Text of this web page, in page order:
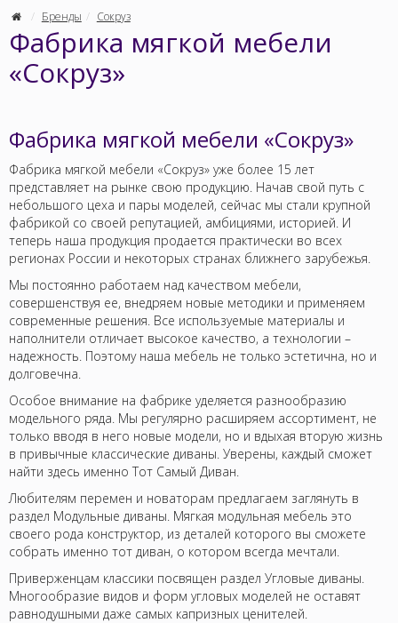
Бренды Сокруз
Фабрика мягкой мебели
«Сокруз»
Фабрика мягкой мебели «Сокруз»
Фабрика мягкой мебели «Сокруз» уже более 15 лет
представляет на рынке свою продукцию. Начав свой путь с
небольшого цеха и пары моделей, сейчас мы стали крупной
фабрикой со своей репутацией, амбициями, историей. И
теперь наша продукция продается практически во всех
регионах России и некоторых странах ближнего зарубежья.
Мы постоянно работаем над качеством мебели,
совершенствуя ее, внедряем новые методики и применяем
современные решения. Все используемые материалы и
наполнители отличает высокое качество, а технологии –
надежность. Поэтому наша мебель не только эстетична, но и
долговечна.
Особое внимание на фабрике уделяется разнообразию
модельного ряда. Мы регулярно расширяем ассортимент, не
только вводя в него новые модели, но и вдыхая вторую жизнь
в привычные классические диваны. Уверены, каждый сможет
найти здесь именно Тот Самый Диван.
Любителям перемен и новаторам предлагаем заглянуть в
раздел Модульные диваны. Мягкая модульная мебель это
своего рода конструктор, из деталей которого вы сможете
собрать именно тот диван, о котором всегда мечтали.
Приверженцам классики посвящен раздел Угловые диваны.
Многообразие видов и форм угловых моделей не оставят
равнодушными даже самых капризных ценителей.